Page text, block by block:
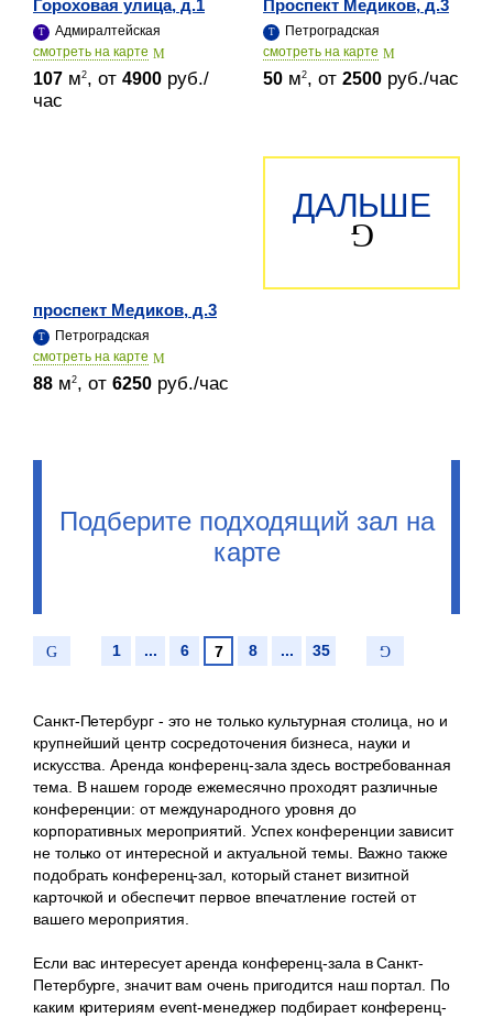
Гороховая улица, д.1
Адмиралтейская
cмотреть на карте
107 м2, от 4900 руб./
час
Проспект Медиков, д.3
Петроградская
cмотреть на карте
50 м2, от 2500 руб./час
проспект Медиков, д.3
Петроградская
cмотреть на карте
88 м2, от 6250 руб./час
ДАЛЬШЕ
Подберите подходящий зал на
карте
1 ... 6 7 8 ... 35
Санкт-Петербург - это не только культурная столица, но и
крупнейший центр сосредоточения бизнеса, науки и
искусства. Аренда конференц-зала здесь востребованная
тема. В нашем городе ежемесячно проходят различные
конференции: от международного уровня до
корпоративных мероприятий. Успех конференции зависит
не только от интересной и актуальной темы. Важно также
подобрать конференц-зал, который станет визитной
карточкой и обеспечит первое впечатление гостей от
вашего мероприятия.
Если вас интересует аренда конференц-зала в Санкт-
Петербурге, значит вам очень пригодится наш портал. По
каким критериям event-менеджер подбирает конференц-